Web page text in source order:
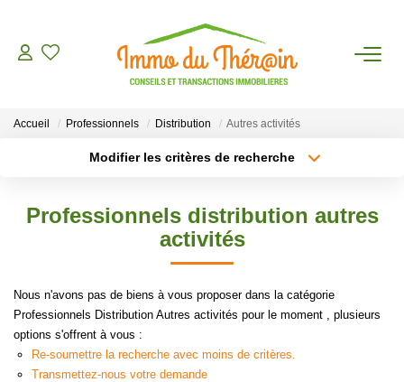
ESTIMER
CONTACT
Accueil Professionnels Distribution Autres activités
Modifier les critères de recherche
Type de bien
Surface min
Créer une alerte
Professionnels distribution autres
activités
Nous n'avons pas de biens à vous proposer dans la catégorie
Professionnels Distribution Autres activités pour le moment , plusieurs
options s'offrent à vous :
Re-soumettre la recherche avec moins de critères.
Transmettez-nous votre demande